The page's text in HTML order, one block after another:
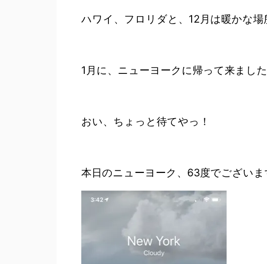
ハワイ、フロリダと、12月は暖かな場
1月に、ニューヨークに帰って来ました
おい、ちょっと待てやっ！
本日のニューヨーク、63度でございま